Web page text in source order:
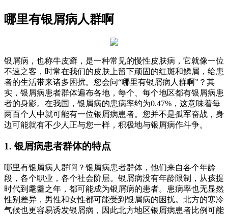
哪里有银屑病人群啊
银屑病，也称牛皮癣，是一种常见的慢性皮肤病，它就像一位
不速之客，时常在我们的皮肤上留下顽固的红斑和鳞屑，给患
者的生活带来诸多困扰。您会问“哪里有银屑病人群啊”？其
实，银屑病患者群体遍布各地，每个、每个地区都有银屑病患
者的身影。在我国，银屑病的患病率约为0.47%，这意味着每
两百个人中就可能有一位银屑病患者。您并不是孤军奋战，身
边可能就有不少人正与您一样，积极地与银屑病作斗争。
1. 银屑病患者群体的特点
哪里有银屑病人群啊？银屑病患者群体，他们来自各个年龄
段，各个职业，各个社会阶层。银屑病没有年龄限制，从孩提
时代到耄耋之年，都可能成为银屑病的患者。患病率也无显然
性别差异，男性和女性都可能受到银屑病的困扰。北方的寒冷
气候也更容易诱发银屑病，因此北方地区银屑病患者比例可能